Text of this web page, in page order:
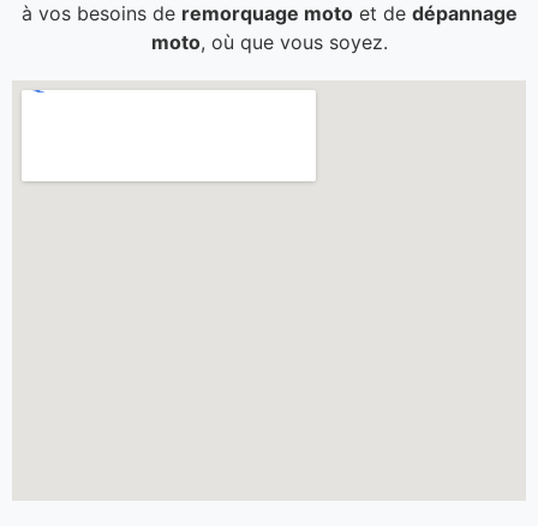
à vos besoins de remorquage motoet de dépannage
moto, où que vous soyez.